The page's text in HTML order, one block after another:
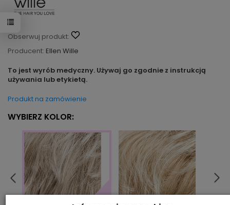
Obserwuj produkt:
Producent: Ellen Wille
To jest wyrób medyczny. Używaj go zgodnie z instrukcją
używania lub etykietą.
Produkt na zamówienie
WYBIERZ KOLOR: